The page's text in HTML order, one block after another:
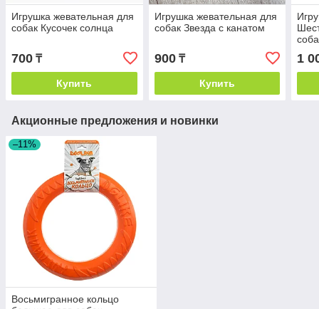
Игрушка жевательная для
собак Кусочек солнца
700 ₸
Купить
Игрушка жевательная для
собак Звезда с канатом
900₸
Купить
1
Акционные предложения и новинки
–11%
Восьмигранное кольцо